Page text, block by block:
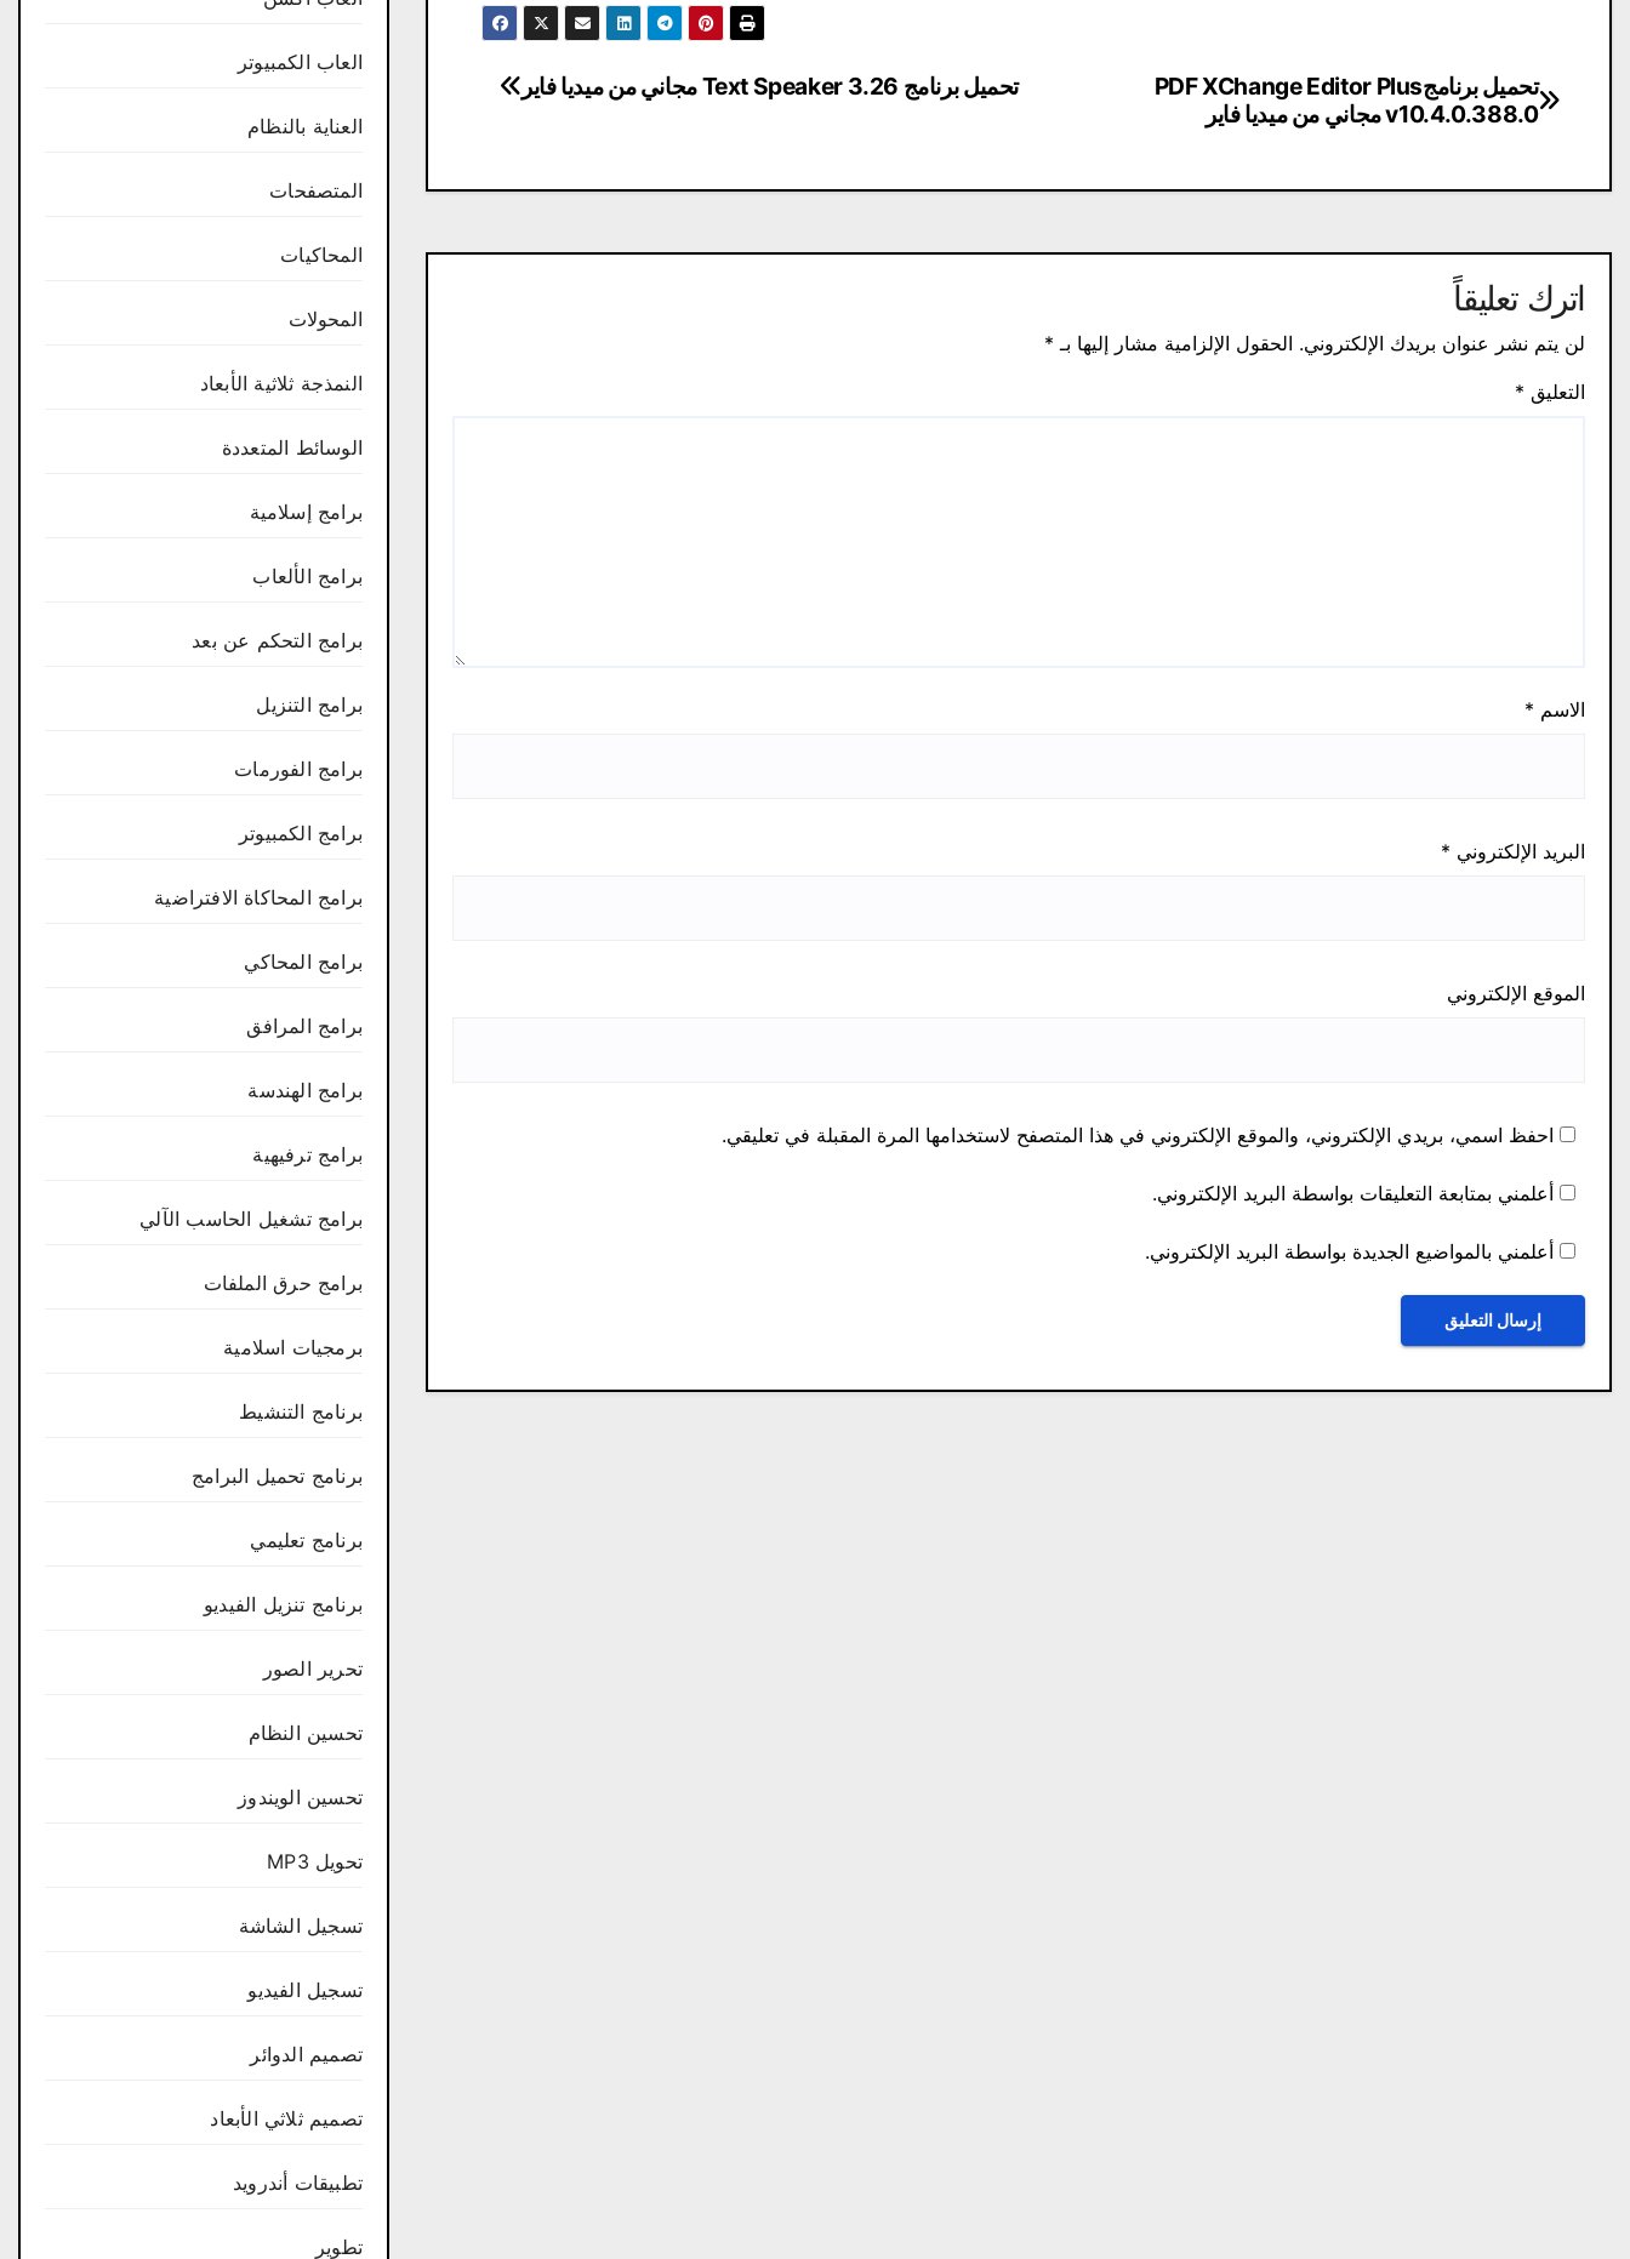
تصفّح
المقالات
تحميل برنامج Text Speaker 3.26 مجاني من ميديا ​​فاير
تحميل برنامجPDF XChange Editor Plus
v10.4.0.388.0 مجاني من ميديا ​​فاير
اترك تعليقاً
لن يتم نشر عنوان بريدك الإلكتروني. الحقول الإلزامية مشار إليها بـ *
التعليق *
الاسم *
البريد الإلكتروني *
الموقع الإلكتروني
احفظ اسمي، بريدي الإلكتروني، والموقع الإلكتروني في هذا المتصفح لاستخدامها المرة المقبلة في تعليقي.
أعلمني بمتابعة التعليقات بواسطة البريد الإلكتروني.
أعلمني بالمواضيع الجديدة بواسطة البريد الإلكتروني.
العاب الكمبيوتر
العناية بالنظام
المتصفحات
المحاكيات
المحولات
النمذجة ثلاثية الأبعاد
الوسائط المتعددة
برامج إسلامية
برامج الألعاب
برامج التحكم عن بعد
برامج التنزيل
برامج الفورمات
برامج الكمبيوتر
برامج المحاكاة الافتراضية
برامج المحاكي
برامج المرافق
برامج الهندسة
برامج ترفيهية
برامج تشغيل الحاسب الآلي
برامج حرق الملفات
برمجيات اسلامية
برنامج التنشيط
برنامج تحميل البرامج
برنامج تعليمي
برنامج تنزيل الفيديو
تحرير الصور
تحسين النظام
تحسين الويندوز
تحويل MP3
تسجيل الشاشة
تسجيل الفيديو
تصميم الدوائر
تصميم ثلاثي الأبعاد
تطبيقات أندرويد
تطوير